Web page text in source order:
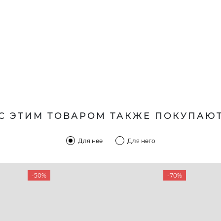
ЭТИМ ТОВАРОМ ТАКЖЕ
Для нее Для него
-50% -70%